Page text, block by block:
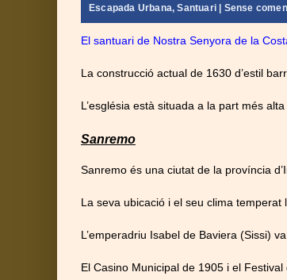
Escapada Urbana,Santuari Sense
El santuari de Nostra Senyora de la
La construcció actual de 1630 d’estil
L’església està situada a la part més
Sanremo
Sanremo és una ciutat de la província
La seva ubicació i el seu clima temperat
L’emperadriu Isabel de Baviera (Sissi)
El Casino Municipal de 1905 i el